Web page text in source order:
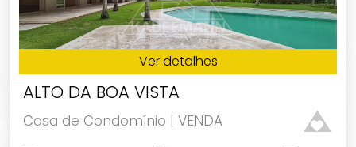
Ver detalhes
ALTO DA BOA VISTA
Casa de Condomínio | VENDA